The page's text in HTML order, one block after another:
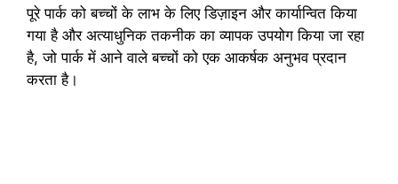
पूरे पार्क को बच्चों के लाभ के लिए डिज़ाइन और कार्यान्वित किया
गया है और अत्याधुनिक तकनीक का व्यापक उपयोग किया जा रहा
है, जो पार्क में आने वाले बच्चों को एक आकर्षक अनुभव प्रदान
करता है।